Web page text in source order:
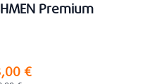
Premium
€